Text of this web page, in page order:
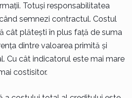
Totuși responsabilitatea
semnezi contractul. Costul
cât plătești în plus față de suma
dintre valoarea primită și
Cu cât indicatorul este mai mare
costisitor.